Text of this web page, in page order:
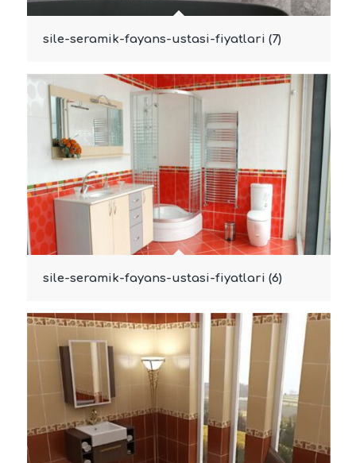
sile-seramik-fayans-ustasi-fiyatlari (7)
sile-seramik-fayans-ustasi-fiyatlari (6)